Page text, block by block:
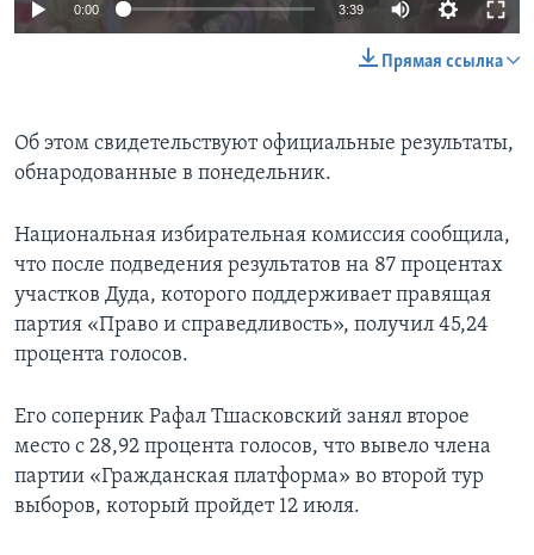
0:00 3:39
Прямая ссылка
Об этом свидетельствуют официальные результаты,
обнародованные в понедельник.
Национальная избирательная комиссия сообщила,
что после подведения результатов на 87 процентах
участков Дуда, которого поддерживает правящая
партия «Право и справедливость», получил 45,24
процента голосов.
Его соперник Рафал Тшасковский занял второе
место с 28,92 процента голосов, что вывело члена
партии «Гражданская платформа» во второй тур
выборов, который пройдет 12 июля.